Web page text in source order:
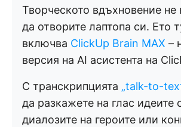
Творческото вдъхновение не
да отворите лаптопа си. Ето
включва ClickUp Brain MAX –
версия на AI асистента на
С транскрипцията „talk-to-
да разкажете на глас идеите
диалозите на героите или